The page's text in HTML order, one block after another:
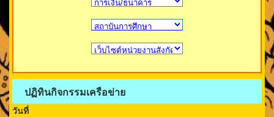
ปฏิทินกิจกรรมเครือข่าย
วันที่